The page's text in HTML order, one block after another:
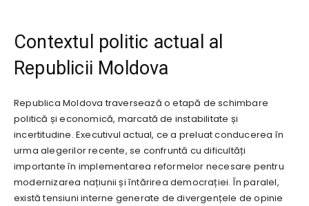
Contextul politic actual al
Republicii Moldova
Republica Moldova traversează o etapă de schimbare
politică și economică, marcată de instabilitate și
incertitudine. Executivul actual, ce a preluat conducerea în
urma alegerilor recente, se confruntă cu dificultăți
importante în implementarea reformelor necesare pentru
modernizarea națiunii și întărirea democrației. În paralel,
există tensiuni interne generate de divergențele de opinie